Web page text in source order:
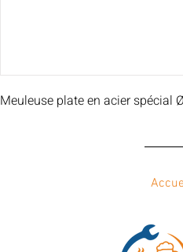
Meuleuse plate en acier spécial